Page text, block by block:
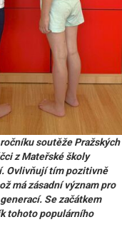
soutěže Pražských
z Mateřské školy
Ovlivňují tím pozitivně
má zásadní význam pro
Se začátkem
tohoto populárního